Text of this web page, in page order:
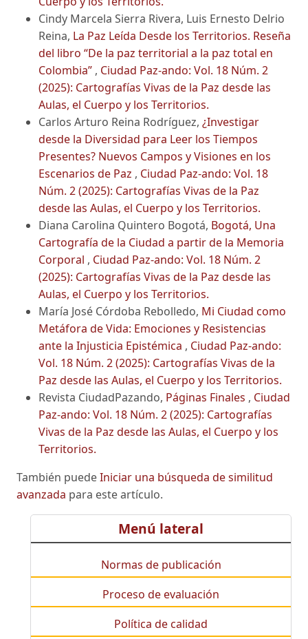
Cindy Marcela Sierra Rivera, Luis Ernesto Delrio
Reina, La Paz Leída Desde los Territorios. Reseña
del libro “De la paz territorial a la paz total en
Colombia” , Ciudad Paz-ando: Vol. 18 Núm. 2
(2025): Cartografías Vivas de la Paz desde las
Aulas, el Cuerpo y los Territorios.
Carlos Arturo Reina Rodríguez, ¿Investigar
desde la Diversidad para Leer los Tiempos
Presentes? Nuevos Campos y Visiones en los
Escenarios de Paz , Ciudad Paz-ando: Vol. 18
Núm. 2 (2025): Cartografías Vivas de la Paz
desde las Aulas, el Cuerpo y los Territorios.
Diana Carolina Quintero Bogotá, Bogotá, Una
Cartografía de la Ciudad a partir de la Memoria
Corporal , Ciudad Paz-ando: Vol. 18 Núm. 2
(2025): Cartografías Vivas de la Paz desde las
Aulas, el Cuerpo y los Territorios.
María José Córdoba Rebolledo, Mi Ciudad como
Metáfora de Vida: Emociones y Resistencias
ante la Injusticia Epistémica , Ciudad Paz-ando:
Vol. 18 Núm. 2 (2025): Cartografías Vivas de la
Paz desde las Aulas, el Cuerpo y los Territorios.
Revista CiudadPazando, Páginas Finales , Ciudad
Paz-ando: Vol. 18 Núm. 2 (2025): Cartografías
Vivas de la Paz desde las Aulas, el Cuerpo y los
Territorios.
También puedeIniciar una búsqueda de similitud
avanzada para este artículo.
Menú lateral
Normas de publicación
Proceso de evaluación
Política de calidad